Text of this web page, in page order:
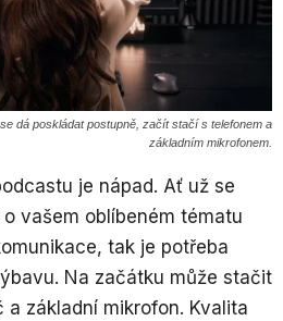
dá poskládat postupně, začít stačí s telefonem a
základním mikrofonem.
je nápad. Ať už se
vašem oblíbeném tématu
tak je potřeba
Na začátku může stačit
základní mikrofon. Kvalita